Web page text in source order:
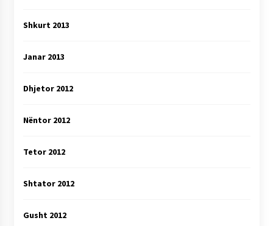
Shkurt 2013
Janar 2013
Dhjetor 2012
Nëntor 2012
Tetor 2012
Shtator 2012
Gusht 2012